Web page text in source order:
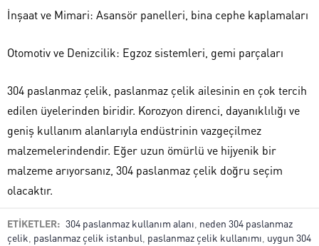
İnşaat ve Mimari: Asansör panelleri, bina cephe kaplamaları
Otomotiv ve Denizcilik: Egzoz sistemleri, gemi parçaları
304 paslanmaz çelik, paslanmaz çelik ailesinin en çok tercih
edilen üyelerinden biridir. Korozyon direnci, dayanıklılığı ve
geniş kullanım alanlarıyla endüstrinin vazgeçilmez
malzemelerindendir. Eğer uzun ömürlü ve hijyenik bir
malzeme arıyorsanız, 304 paslanmaz çelik doğru seçim
olacaktır.
ETİKETLER: 304 paslanmaz kullanım alanı neden 304 paslanmaz
çelik paslanmaz çelik istanbul paslanmaz çelik kullanımı uygun 304